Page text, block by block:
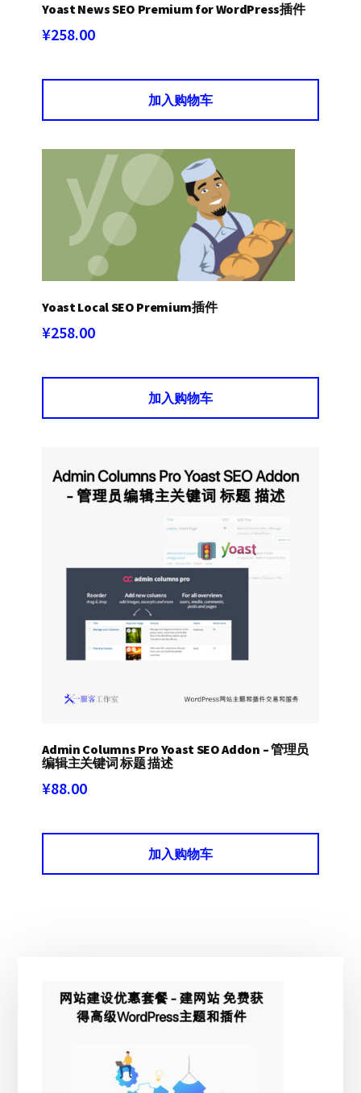
Yoast News SEO Premium for WordPress插件
¥258.00
加入购物车
Yoast Local SEO Premium插件
¥258.00
加入购物车
Admin Columns Pro Yoast SEO Addon – 管理员
编辑主关键词 标题 描述
¥88.00
加入购物车